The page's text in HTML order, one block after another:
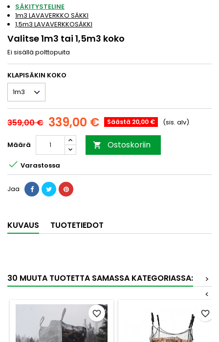
SÄKITYSTELINE
1m3 LAVAVERKKO SÄKKI
1,5m3 LAVAVERKKOSÄKKI
Valitse 1m3 tai 1,5m3 koko
Ei sisällä polttopuita
KLAPISÄKIN KOKO
359,00 € 339,00 € Säästä 20,00 € (sis. alv)
Määrä  Ostoskoriin
 Varastossa
Jaa
KUVAUS TUOTETIEDOT
30 MUUTA TUOTETTA SAMASSA KATEGORIASSA:
>
<
favorite_border favorite_border